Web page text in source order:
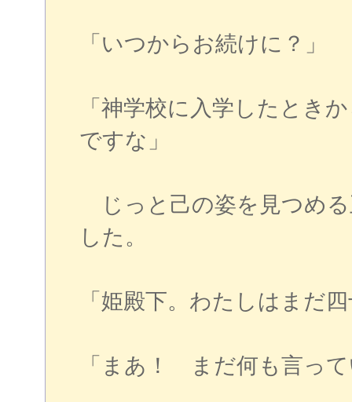
「いつからお続けに？」
「神学校に入学したとき
ですな」
じっと己の姿を見つめ
した。
「姫殿下。わたしはまだ
「まあ！ まだ何も言っ